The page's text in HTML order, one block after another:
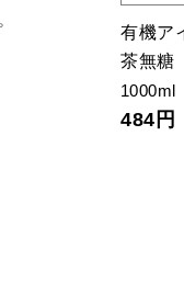
有機ア
茶無糖
1000ml
484円